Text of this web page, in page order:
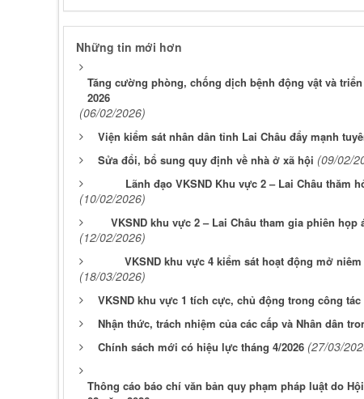
Những tin mới hơn
Tăng cường phòng, chống dịch bệnh động vật và
2026
(06/02/2026)
Viện kiểm sát nhân dân tỉnh Lai Châu đẩy mạnh
Sửa đổi, bổ sung quy định về nhà ở xã hội (09/02/
Lãnh đạo VKSND Khu vực 2 – Lai Châu thăm
(10/02/2026)
VKSND khu vực 2 – Lai Châu tham gia phiên
(12/02/2026)
VKSND khu vực 4 kiểm sát hoạt động mở
(18/03/2026)
VKSND khu vực 1 tích cực, chủ động trong công
Nhận thức, trách nhiệm của các cấp và Nhân dân
Chính sách mới có hiệu lực tháng 4/2026 (27/03/
Thông cáo báo chí văn bản quy phạm pháp luật do